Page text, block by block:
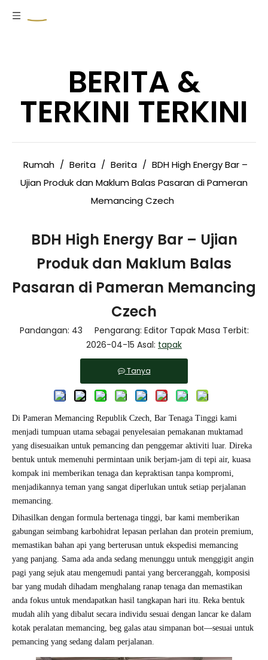
BERITA &
TERKINI TERKINI
Rumah / Berita / Berita / BDH High Energy Bar –
Ujian Produk dan Maklum Balas Pasaran di Pameran
Memancing Czech
BDH High Energy Bar – Ujian
Produk dan Maklum Balas
Pasaran di Pameran Memancing
Czech
Pandangan: 43 Pengarang: Editor Tapak Masa Terbit:
2026-04-15 Asal: tapak
Tanya
Di Pameran Memancing Republik Czech, Bar Tenaga Tinggi kami
menjadi tumpuan utama sebagai penyelesaian pemakanan muktamad
yang disesuaikan untuk pemancing dan penggemar aktiviti luar. Direka
bentuk untuk memenuhi permintaan unik berjam-jam di tepi air, kuasa
kompak ini memberikan tenaga dan kepraktisan tanpa kompromi,
menjadikannya teman yang sangat diperlukan untuk setiap perjalanan
memancing.
Dihasilkan dengan formula bertenaga tinggi, bar kami memberikan
gabungan seimbang karbohidrat lepasan perlahan dan protein premium,
memastikan bahan api yang berterusan untuk ekspedisi memancing
yang panjang. Sama ada anda sedang menunggu untuk menggigit angin
pagi yang sejuk atau mengemudi pantai yang berceranggah, komposisi
bar yang mudah dihadam menghalang ranap tenaga dan memastikan
anda fokus untuk mendapatkan hasil tangkapan hari itu. Reka bentuk
mudah alih yang dibalut secara individu sesuai dengan lancar ke dalam
kotak peralatan memancing, beg galas atau simpanan bot—sesuai untuk
pemancing yang sedang dalam perjalanan.